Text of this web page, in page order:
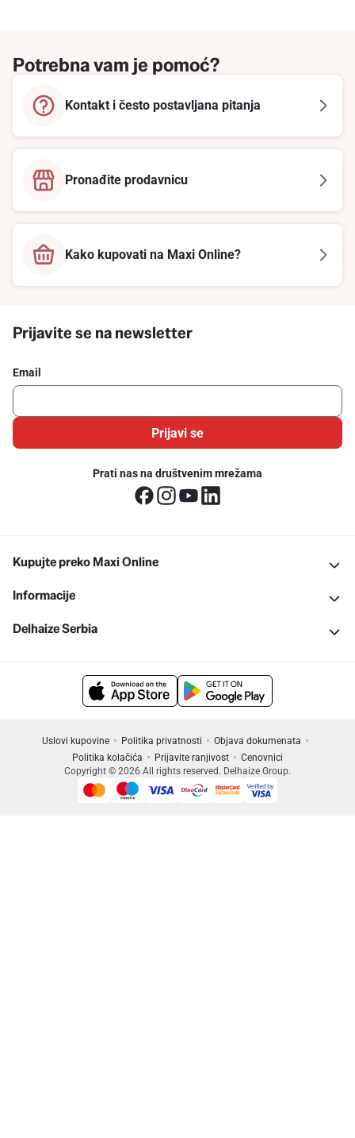
Potrebna vam je pomoć?
Kontakt i često postavljana pitanja
Pronađite prodavnicu
Kako kupovati na Maxi Online?
Prijavite se na newsletter
Email
Prijavi se
Prati nas na društvenim mrežama
Kupujte preko Maxi Online
Informacije
Delhaize Serbia
Uslovi kupovine Politika privatnosti
Objava dokumenata
Politika kolačića
Prijavite ranjivost
Cenovnici
Copyright © 2026 All rights reserved. Delhaize Group.